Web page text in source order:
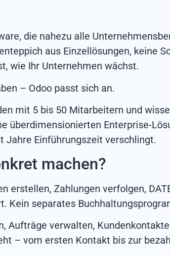
die nahezu alle
aus Einzellösungen, keine
wie Ihr Unternehmen wächst.
– Odoo passt sich an.
mit 5 bis 50 Mitarbeitern und
überdimensionierten Enterprise-
Jahre Einführungszeit verschlingt.
machen?
erstellen, Zahlungen verfolgen,
Kein separates
Aufträge verwalten,
– vom ersten Kontakt bis zur